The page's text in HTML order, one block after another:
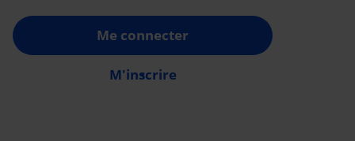
Me connecter
M'inscrire